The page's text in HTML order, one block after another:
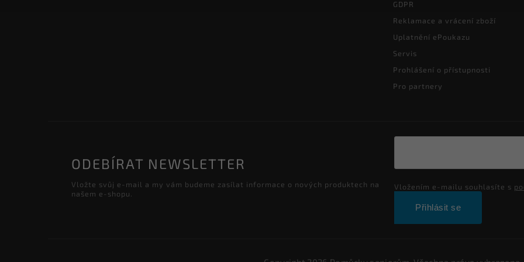
GDPR
Reklamace a vrácení zboží
Uplatnění ePoukazu
Servis
Prohlášení o přístupnosti
Pro partnery
ODEBÍRAT NEWSLETTER
Vložte svůj e-mail a my vám budeme zasílat informace o nových produktech na
našem e-shopu.
Vložením e-mailu souhlasíte s
Přihlásit se